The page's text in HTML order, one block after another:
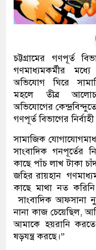
চট্টগ্রামের গণপূর্ত
গণমাধ্যমকর্মীর
অভিযোগ ঘিরে
মহলে তীব্র
অভিযোগের
গণপূর্ত বিভাগের
সামাজিক
সাংবাদিক গনপূর্তের
কাছে পাঁচ লাখ টাকা
জহির রায়হান
কাছে মাথা নত
সাংবাদিক আফসানা
নানা কাজ চেয়েছিল,
আমাকে হয়রানি
ষড়যন্ত্র করছে।”